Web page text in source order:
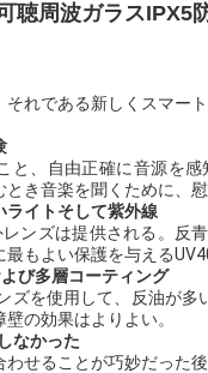
聴周波ガラスIPX5
れである新しくスマー
と、自由正確に音源を
き音楽を聞くために、慰
ライトそして紫外線
ンズは提供される。反
もよい保護を与える
び多層コーティング
ズを使用して、反油が
の効果はよりよい。
なかった
せることが巧妙だった